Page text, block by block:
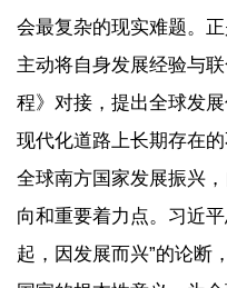
会最复杂的现实难题。
主动将自身发展经验与
程》对接，提出全球发
现代化道路上长期存在
全球南方国家发展振兴
向和重要着力点。习近平
起，因发展而兴”的论断